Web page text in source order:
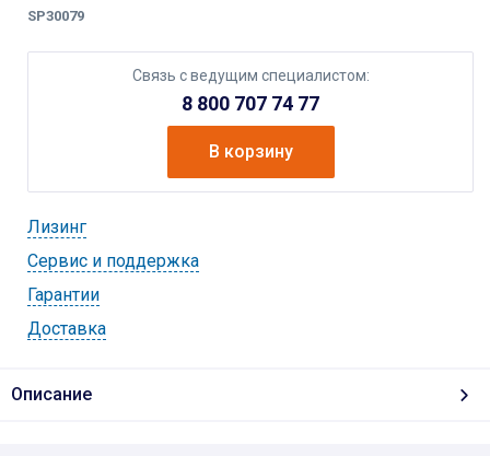
SP30079
Связь с ведущим специалистом:
8 800 707 74 77
В корзину
Лизинг
Cервис и поддержка
Гарантии
Доставка
Описание